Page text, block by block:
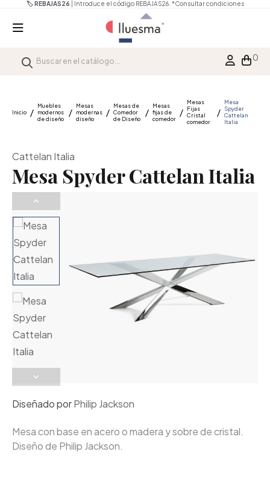
🏷️ REBAJAS26 | Introduce el código REBAJAS26. *Consultar condiciones
0
Inicio
Muebles
modernos
de diseño
Mesas
modernas
diseño
Mesas de
Comedor
de Diseño
Mesas
fijas de
comedor
Mesas
Fijas
Cristal
comedor
Mesa
Spyder
Cattelan
Italia
Cattelan Italia
Mesa Spyder Cattelan Italia
Diseñado porPhilip Jackson
Mesa con base en acero o madera y sobre de cristal.
Diseño de Philip Jackson.